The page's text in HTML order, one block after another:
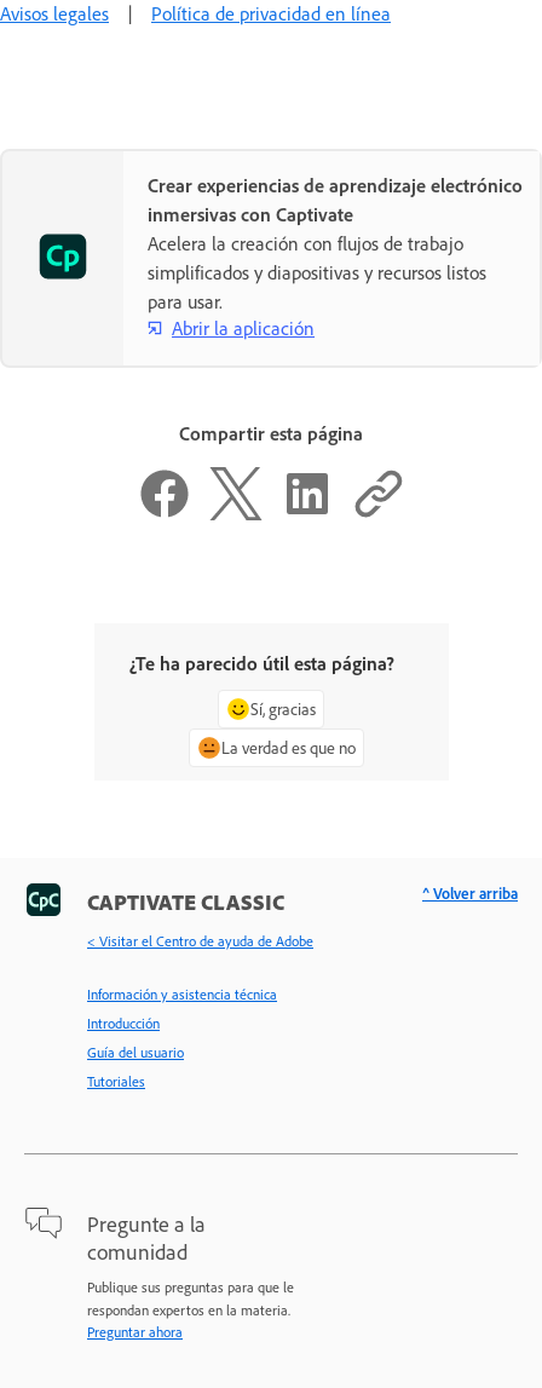
Avisos legales | Política de privacidad en línea
Crear experiencias de aprendizaje electrónico
inmersivas con Captivate
Acelera la creación con flujos de trabajo
simplificados y diapositivas y recursos listos
para usar.
Abrir la aplicación
Compartir esta página
¿Te ha parecido útil esta página?
Sí, gracias
La verdad es que no
CAPTIVATE CLASSIC
< Visitar el Centro de ayuda de Adobe
Información y asistencia técnica
Introducción
Guía del usuario
Tutoriales
Pregunte a la
comunidad
Publique sus preguntas para que le
respondan expertos en la materia.
Preguntar ahora
^ Volver arriba